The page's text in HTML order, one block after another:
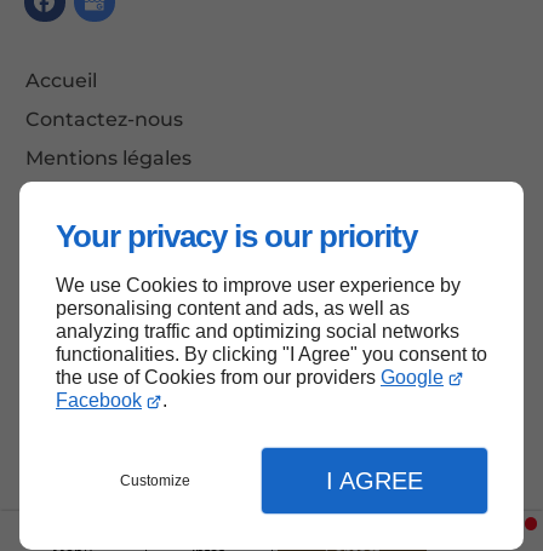
Your privacy is our priority
We use Cookies to improve user experience by
personalising content and ads, as well as
analyzing traffic and optimizing social networks
functionalities. By clicking "I Agree" you consent to
the use of Cookies from our providers Google
Facebook
.
Customize I AGREE
Accueil
Contactez-nous
Mentions légales
Haut de page